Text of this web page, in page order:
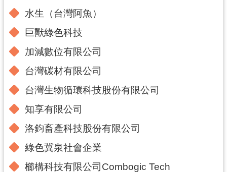
站
資
料
放
宣
水生（台灣阿魚）
巨獸綠色科技
加減數位有限公司
台灣碳材有限公司
台灣生物循環科技股份有限公司
知享有限公司
洛鈞畜產科技股份有限公司
綠色冀泉社會企業
櫛構科技有限公司Combogic Tech